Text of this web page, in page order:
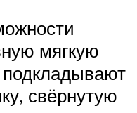
мягкую
свёрнутую